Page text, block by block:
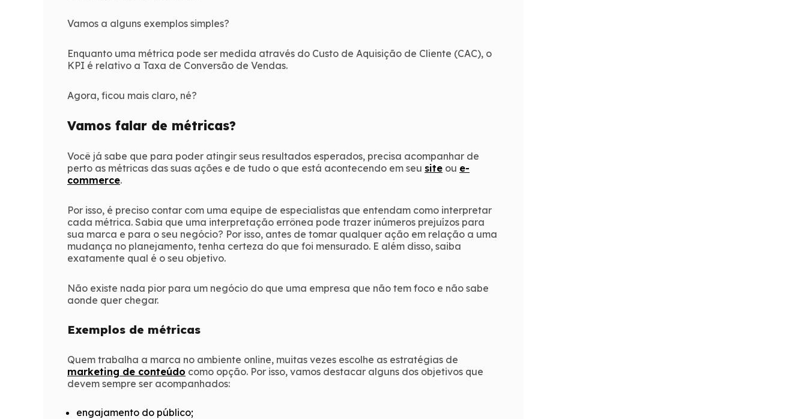
Vamos a alguns exemplos simples?
Enquanto uma métrica pode ser medida através do Custo de Aquisição de Cliente (CAC), o
KPI é relativo a Taxa de Conversão de Vendas.
Agora, ficou mais claro, né?
Vamos falar de métricas?
Você já sabe que para poder atingir seus resultados esperados, precisa acompanhar de
perto as métricas das suas ações e de tudo o que está acontecendo em seu site ou e-
commerce.
Por isso, é preciso contar com uma equipe de especialistas que entendam como interpretar
cada métrica. Sabia que uma interpretação errônea pode trazer inúmeros prejuízos para
sua marca e para o seu negócio? Por isso, antes de tomar qualquer ação em relação a uma
mudança no planejamento, tenha certeza do que foi mensurado. E além disso, saiba
exatamente qual é o seu objetivo.
Não existe nada pior para um negócio do que uma empresa que não tem foco e não sabe
aonde quer chegar.
Exemplos de métricas
Quem trabalha a marca no ambiente online, muitas vezes escolhe as estratégias de
marketing de conteúdo como opção. Por isso, vamos destacar alguns dos objetivos que
devem sempre ser acompanhados:
engajamento do público;